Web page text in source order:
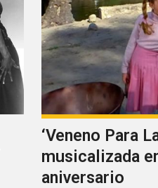
‘Veneno Para
musicalizada
aniversario